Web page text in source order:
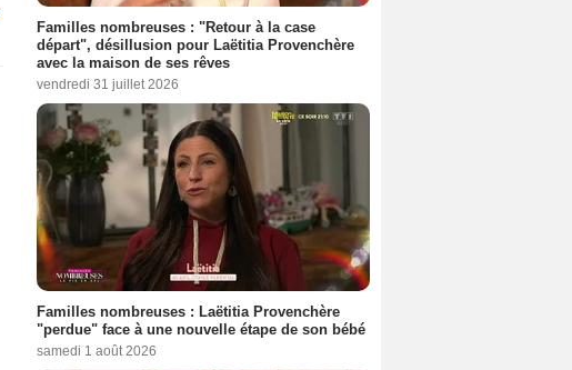
Familles nombreuses : "Retour à la case
départ", désillusion pour Laëtitia Provenchère
avec la maison de ses rêves
vendredi 31 juillet 2026
Familles nombreuses : Laëtitia Provenchère
"perdue" face à une nouvelle étape de son bébé
samedi 1 août 2026